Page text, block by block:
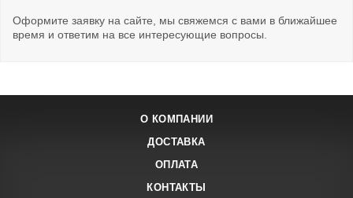
Оформите заявку на сайте, мы свяжемся с вами в ближайшее
время и ответим на все интересующие вопросы.
О КОМПАНИИ
ДОСТАВКА
ОПЛАТА
КОНТАКТЫ